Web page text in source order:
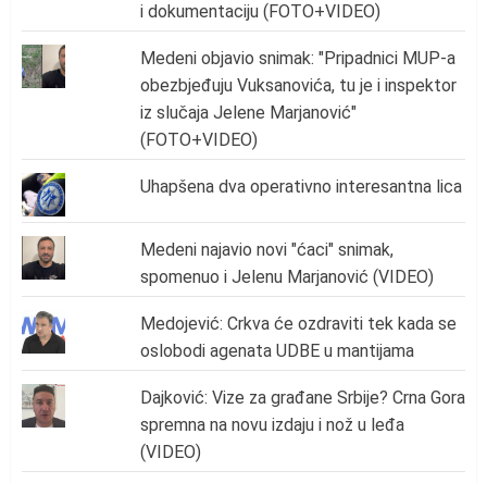
i dokumentaciju (FOTO+VIDEO)
Medeni objavio snimak: "Pripadnici MUP-a
obezbjeđuju Vuksanovića, tu je i inspektor
iz slučaja Jelene Marjanović"
(FOTO+VIDEO)
Uhapšena dva operativno interesantna lica
Medeni najavio novi "ćaci" snimak,
spomenuo i Jelenu Marjanović (VIDEO)
Medojević: Crkva će ozdraviti tek kada se
oslobodi agenata UDBE u mantijama
Dajković: Vize za građane Srbije? Crna Gora
spremna na novu izdaju i nož u leđa
(VIDEO)